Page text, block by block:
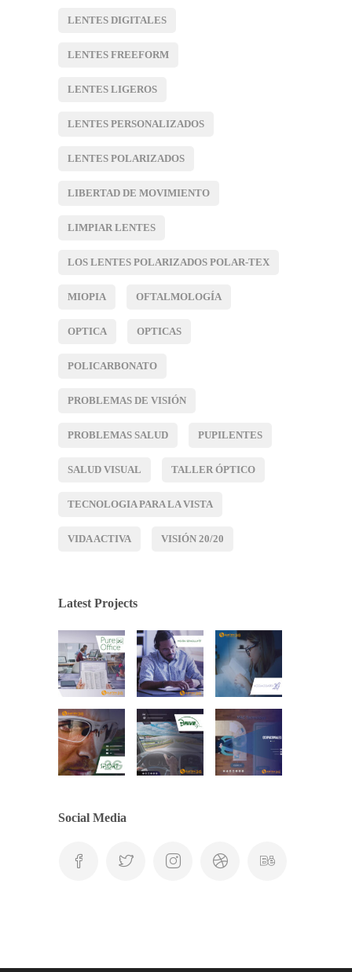
LENTES DIGITALES
LENTES FREEFORM
LENTES LIGEROS
LENTES PERSONALIZADOS
LENTES POLARIZADOS
LIBERTAD DE MOVIMIENTO
LIMPIAR LENTES
LOS LENTES POLARIZADOS POLAR-TEX
MIOPIA OFTALMOLOGÍA
OPTICA OPTICAS
POLICARBONATO
PROBLEMAS DE VISIÓN
PROBLEMAS SALUD PUPILENTES
SALUD VISUAL TALLER ÓPTICO
TECNOLOGIA PARA LA VISTA
VIDA ACTIVA VISIÓN 20/20
Latest Projects
Social Media